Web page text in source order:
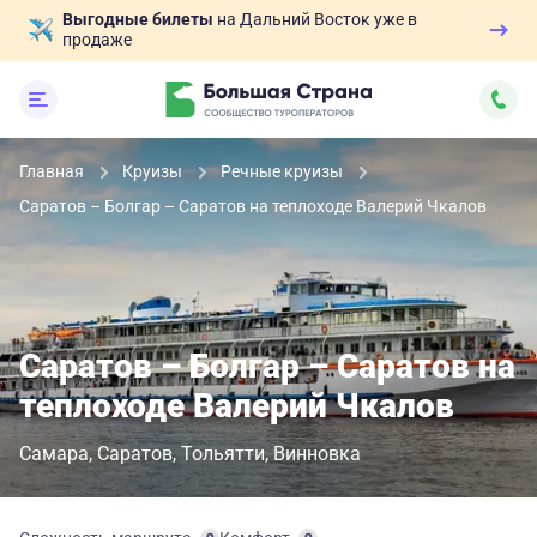
Выгодные билеты на Дальний Восток уже в
продаже
Главная Круизы
Речные круизы
Саратов – Болгар – Саратов на теплоходе Валерий Чкалов
Саратов – Болгар – Саратов на
теплоходе Валерий Чкалов
Самара Саратов Тольятти Винновка